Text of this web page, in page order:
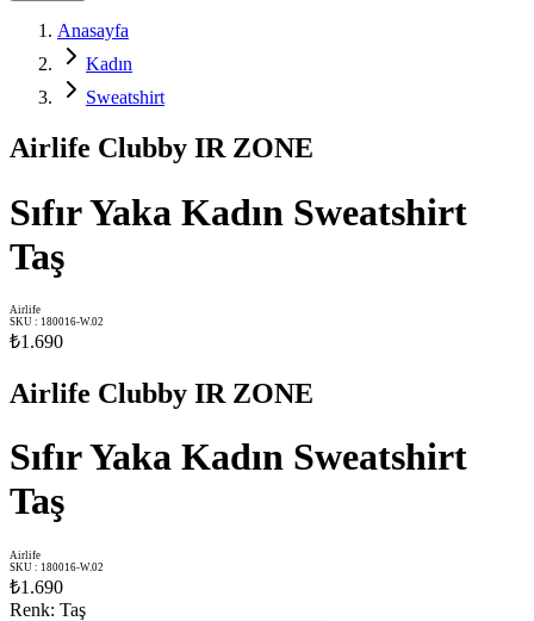
Anasayfa
Kadın
Sweatshirt
Airlife Clubby IR ZONE
Sıfır Yaka Kadın Sweatshirt
Taş
Airlife
SKU : 180016-W.02
₺1.690
Airlife Clubby IR ZONE
Sıfır Yaka Kadın Sweatshirt
Taş
Airlife
SKU : 180016-W.02
₺1.690
Renk: Taş